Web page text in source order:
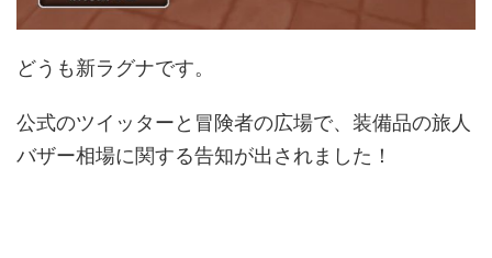
どうも新ラグナです。
公式のツイッターと冒険者の広場で、装備品の旅人
バザー相場に関する告知が出されました！